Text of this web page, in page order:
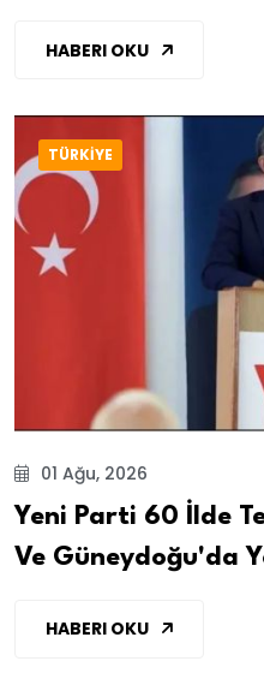
HABERI OKU
TÜRKİYE
01 Ağu, 2026
Yeni Parti 60 İlde
Ve Güneydoğu'da
HABERI OKU